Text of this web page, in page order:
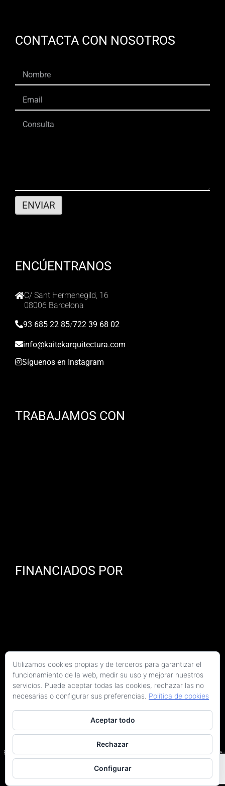
CONTACTA CON NOSOTROS
ENCÚENTRANOS
C/ Sant Hermenegild, 16
08006 Barcelona
93 685 22 85/722 39 68 02
info@kaitekarquitectura.com
Síguenos en Instagram
TRABAJAMOS CON
FINANCIADOS POR
Copyright 2026 Kaitek Servicios Tecnicos para la Construcción S.L.P. | Todos los
derechos reservados
Programa Kit Digital cofinanciado por los fondos Next Generation (EU) del Plan de
Recuperación, Transformación y Resiliencia.
Política de privacidad
Utilizamos cookies propias y de terceros para garantizar el
funcionamiento de la web, medir su uso y mejorar nuestros
servicios. Puede aceptar todas las cookies, rechazar las no
necesarias o configurar sus preferencias. Política de cookies
Aceptar todo
Rechazar
Configurar